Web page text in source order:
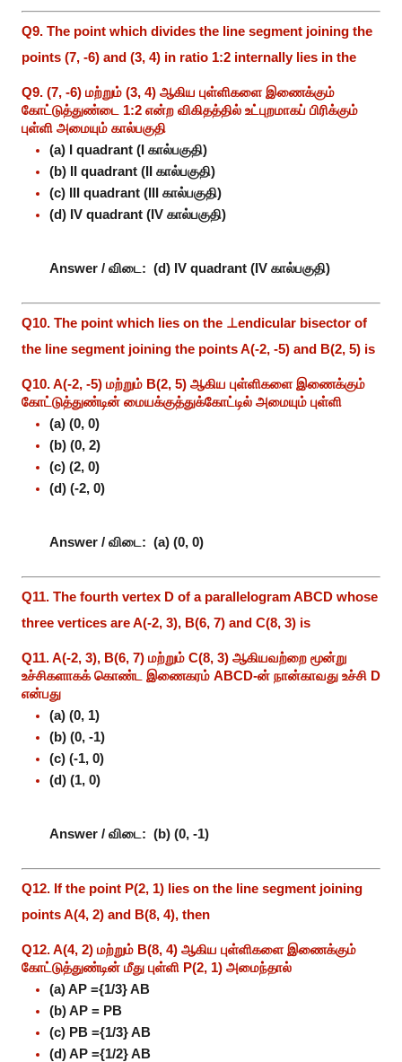
Q9. The point which divides the line segment joining the
points (7, -6) and (3, 4) in ratio 1:2 internally lies in the
Q9. (7, -6) மற்றும் (3, 4) ஆகிய புள்ளிகளை இணைக்கும்
கோட்டுத்துண்டை 1:2 என்ற விகிதத்தில் உட்புறமாகப் பிரிக்கும்
புள்ளி அமையும் கால்பகுதி
(a) I quadrant (I கால்பகுதி)
(b) II quadrant (II கால்பகுதி)
(c) III quadrant (III கால்பகுதி)
(d) IV quadrant (IV கால்பகுதி)
Answer / விடை: (d) IV quadrant (IV கால்பகுதி)
Q10. The point which lies on the ⊥endicular bisector of
the line segment joining the points A(-2, -5) and B(2, 5) is
Q10. A(-2, -5) மற்றும் B(2, 5) ஆகிய புள்ளிகளை இணைக்கும்
கோட்டுத்துண்டின் மையக்குத்துக்கோட்டில் அமையும் புள்ளி
(a) (0, 0)
(b) (0, 2)
(c) (2, 0)
(d) (-2, 0)
Answer / விடை: (a) (0, 0)
Q11. The fourth vertex D of a parallelogram ABCD whose
three vertices are A(-2, 3), B(6, 7) and C(8, 3) is
Q11. A(-2, 3), B(6, 7) மற்றும் C(8, 3) ஆகியவற்றை மூன்று
உச்சிகளாகக் கொண்ட இணைகரம் ABCD-ன் நான்காவது உச்சி D
என்பது
(a) (0, 1)
(b) (0, -1)
(c) (-1, 0)
(d) (1, 0)
Answer / விடை: (b) (0, -1)
Q12. If the point P(2, 1) lies on the line segment joining
points A(4, 2) and B(8, 4), then
Q12. A(4, 2) மற்றும் B(8, 4) ஆகிய புள்ளிகளை இணைக்கும்
கோட்டுத்துண்டின் மீது புள்ளி P(2, 1) அமைந்தால்
(a) AP ={1/3} AB
(b) AP = PB
(c) PB ={1/3} AB
(d) AP ={1/2} AB